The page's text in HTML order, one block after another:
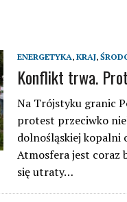
ENERGETYKA, KRAJ,
Konflikt trwa.
Na Trójstyku granic
protest przeciwko
dolnośląskiej kopalni
Atmosfera jest coraz
się utraty…